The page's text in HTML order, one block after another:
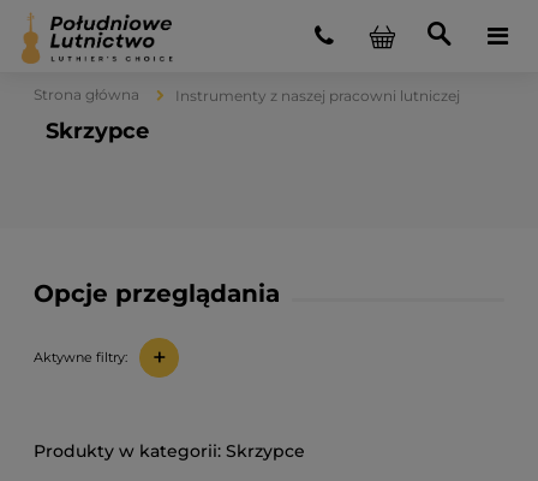
Strona główna Instrumenty z naszej pracowni lutniczej
Skrzypce
Opcje przeglądania
Aktywne filtry: +
Skrzypce